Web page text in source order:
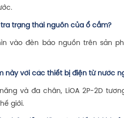
trạng thái nguồn của ổ cắm?
vào đèn báo nguồn trên sản
này với các thiết bị điện từ nước
và đa chân, LiOA 2P-2D
giới.